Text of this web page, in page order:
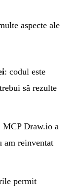
aspecte ale
: codul este
să rezulte
MCP Draw.io a
am reinventat
permit